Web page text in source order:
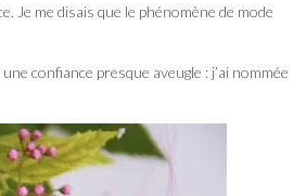
Je me disais que le phénomène de mode
confiance presque aveugle : j’ai nommée